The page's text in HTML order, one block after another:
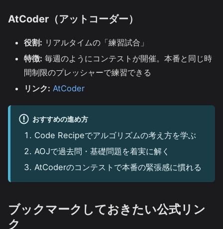
AtCoder（アットコーダー）
役割: リアルタイムの「練習試合」
特徴: 毎週のようにコンテストが開催。本番と同じ時
間制限のプレッシャーで練習できる
リンク: AtCoder
おすすめの進め方
Code Recipeでアルゴリズムの考え方を学ぶ
AOJで過去問・基礎問題を着実に解く
AtCoderのコンテストで本番の緊張感に慣れる
ブックマークしておきたい公式リン
ク